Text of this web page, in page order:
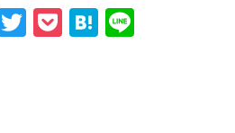
Twitter
PocketHatena